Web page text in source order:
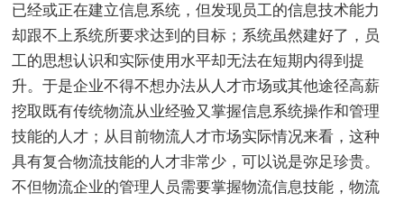
已经或正在建立信息系统，但发现员工的信息技术能力
却跟不上系统所要求达到的目标；系统虽然建好了，员
工的思想认识和实际使用水平却无法在短期内得到提
升。于是企业不得不想办法从人才市场或其他途径高薪
挖取既有传统物流从业经验又掌握信息系统操作和管理
技能的人才；从目前物流人才市场实际情况来看，这种
具有复合物流技能的人才非常少，可以说是弥足珍贵。
不但物流企业的管理人员需要掌握物流信息技能，物流